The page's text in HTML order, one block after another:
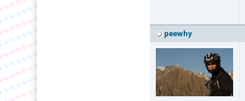
peewhy